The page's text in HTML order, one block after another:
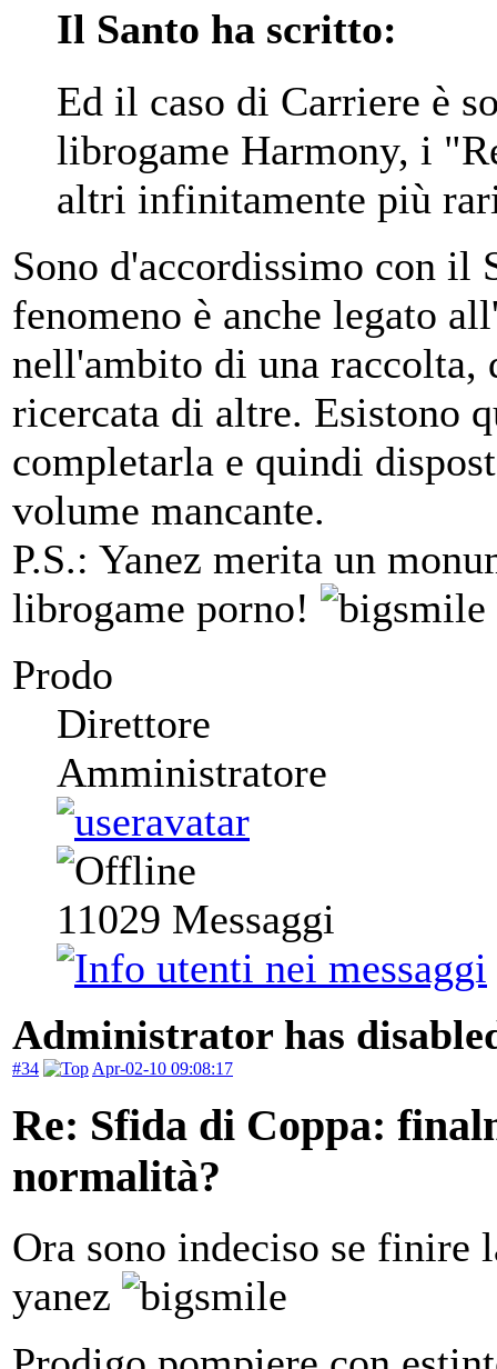
Il Santo ha scritto:
Ed il caso di Carriere è
librogame Harmony, i
altri infinitamente più
Sono d'accordissimo con il
fenomeno è anche legato
nell'ambito di una
ricercata di altre. Esistono
completarla e quindi
volume mancante.
P.S.: Yanez merita un
librogame porno!
Prodo
Direttore
Amministratore
11029 Messaggi
Administrator has
#34 Apr-02-10 09:08:17
Re: Sfida di Coppa:
normalità?
Ora sono indeciso se
yanez